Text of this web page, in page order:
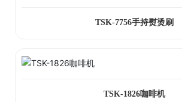
TSK-7756手持熨烫刷
TSK-1826咖啡机